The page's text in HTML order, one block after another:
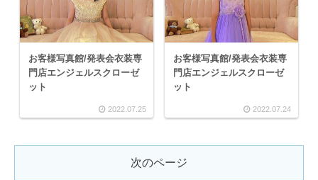
お客様写真館/発表会衣装専
門店エンジェルスクローゼ
ット
2022.07.25
お客様写真館/発表会衣装専
門店エンジェルスクローゼ
ット
2022.07.24
次のページ